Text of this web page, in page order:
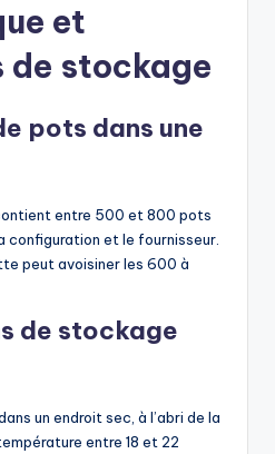
et
stockage
pots dans une
entre 500 et 800 pots
configuration et le fournisseur.
peut avoisiner les 600 à
de stockage
un endroit sec, à l’abri de la
entre 18 et 22